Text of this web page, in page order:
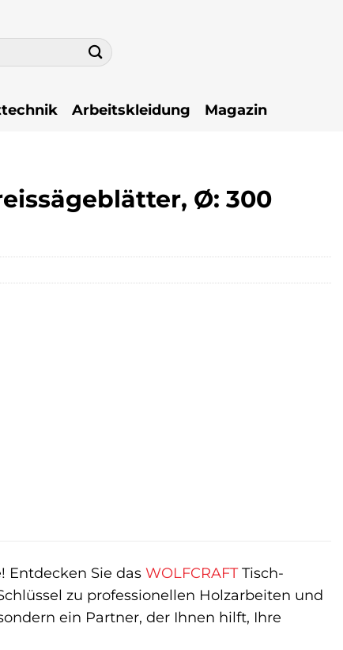
Arbeitskleidung Magazin
Ø: 300
Entdecken Sie das WOLFCRAFTTisch-
zu professionellen Holzarbeiten und
ein Partner, der Ihnen hilft, Ihre